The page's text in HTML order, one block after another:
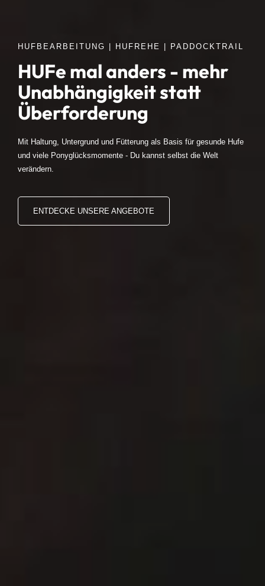
HUFBEARBEITUNG | HUFREHE | PADDOCKTRAIL
HUFe mal anders - mehr
Unabhängigkeit statt
Überforderung
Mit Haltung, Untergrund und Fütterung als Basis für gesunde Hufe
und viele Ponyglücksmomente - Du kannst selbst die Welt
verändern.
ENTDECKE UNSERE ANGEBOTE